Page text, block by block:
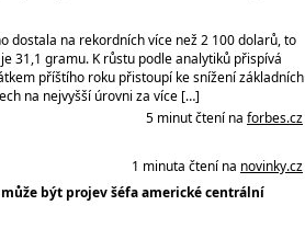
dostala na rekordních více než 2 100 dolarů, to
31,1 gramu. K růstu podle analytiků přispívá
příštího roku přistoupí ke snížení základních
na nejvyšší úrovni za více […]
5 minut čtení na forbes.cz
1 minuta čtení na novinky.cz
být projev šéfa americké centrální